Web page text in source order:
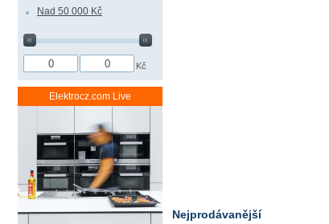
Nejprodávanější
Nad 50 000 Kč
Kč
Elektrocz.com Live